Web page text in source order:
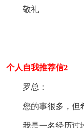
敬礼
个人自我推荐信2
罗总：
您的事很多，但
我是一名经历过